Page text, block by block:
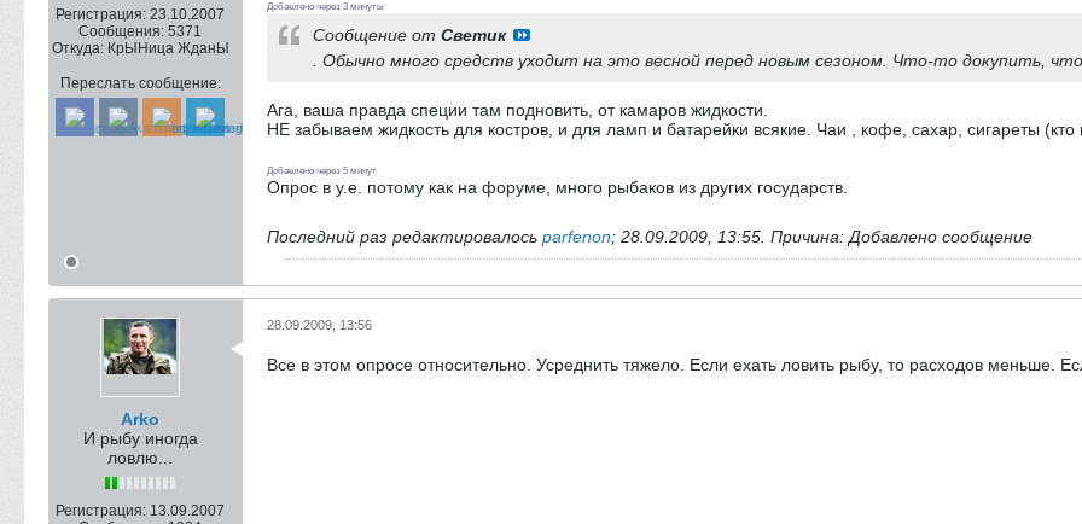
Регистрация: 23.10.2007
Сообщения: 5371
Откуда: КрЫНица ЖданЫ
Переслать сообщение:
Добавлено через 3 минуты
Сообщение от Светик
. Обычно много средств уходит на это весной перед новым сезоном. Что-то докупить,
Ага, ваша правда специи там подновить, от камаров жидкости.
НЕ забываем жидкость для костров, и для ламп и батарейки всякие. Чаи , кофе, сахар, сигареты (кто
Добавлено через 5 минут
Опрос в у.е. потому как на форуме, много рыбаков из других государств.
Последний раз редактировалось parfenon; 28.09.2009, 13:55 Причина: Добавлено сообщение
Arko
И рыбу иногда
ловлю...
Регистрация: 13.09.2007
28.09.2009, 13:56
Все в этом опросе относительно. Усреднить тяжело. Если ехать ловить рыбу, то расходов меньше.